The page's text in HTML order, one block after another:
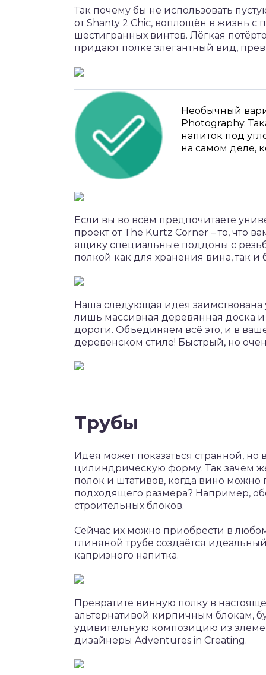
Так почему бы не использовать
от Shanty 2 Chic, воплощён в жизнь
шестигранных винтов. Лёгкая
придают полке элегантный вид,
Необычный
Photography.
напиток под
на самом деле,
Если вы во всём предпочитаете
проект от The Kurtz Corner – то, что
ящику специальные поддоны с
полкой как для хранения вина, так и
Наша следующая идея заимствована
лишь массивная деревянная доска и
дороги. Объединяем всё это, и в
деревенском стиле! Быстрый, но
Трубы
Идея может показаться странной,
цилиндрическую форму. Так зачем
полок и штативов, когда вино можно
подходящего размера? Например,
строительных блоков.
Сейчас их можно приобрести в
глиняной трубе создаётся
капризного напитка.
Превратите винную полку в
альтернативой кирпичным блокам,
удивительную композицию из
дизайнеры Adventures in Creating.